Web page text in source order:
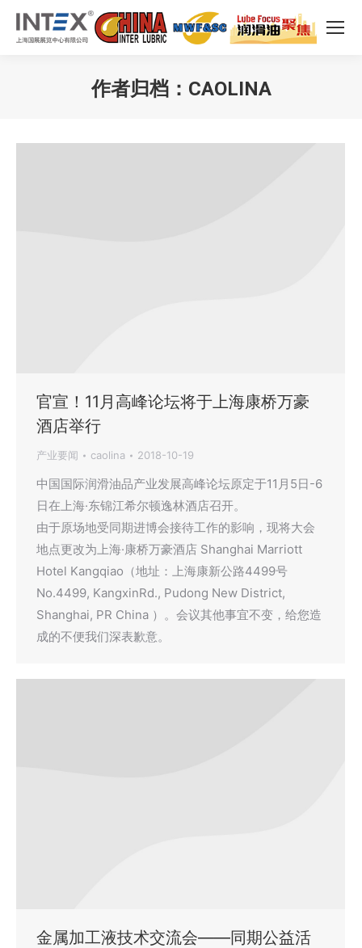
作者归档： CAOLINA
官宣！11月高峰论坛将于上海康桥万豪
酒店举行
产业要闻 caolina 2018-10-19
中国国际润滑油品产业发展高峰论坛原定于11月5日-6
日在上海·东锦江希尔顿逸林酒店召开。
由于原场地受同期进博会接待工作的影响，现将大会
地点更改为上海·康桥万豪酒店 Shanghai Marriott
Hotel Kangqiao（地址：上海康新公路4499号
No.4499, KangxinRd., Pudong New District,
Shanghai, PR China ）。会议其他事宜不变，给您造
成的不便我们深表歉意。
金属加工液技术交流会——同期公益活